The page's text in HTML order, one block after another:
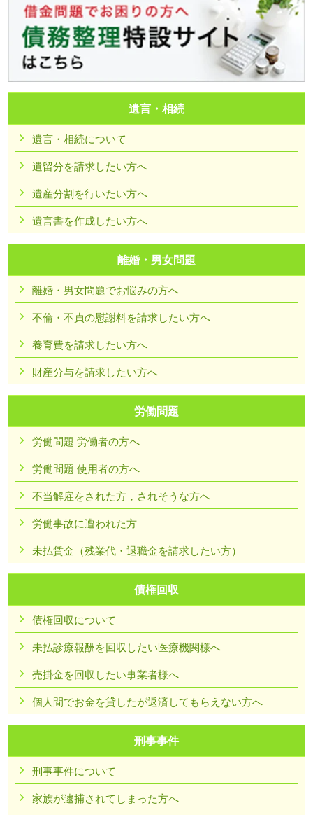
遺言・相続
遺言・相続について
遺留分を請求したい方へ
遺産分割を行いたい方へ
遺言書を作成したい方へ
離婚・男女問題
離婚・男女問題でお悩みの方へ
不倫・不貞の慰謝料を請求したい方へ
養育費を請求したい方へ
財産分与を請求したい方へ
労働問題
労働問題 労働者の方へ
労働問題 使用者の方へ
不当解雇をされた方，されそうな方へ
労働事故に遭われた方
未払賃金（残業代・退職金を請求したい方）
債権回収
債権回収について
未払診療報酬を回収したい医療機関様へ
売掛金を回収したい事業者様へ
個人間でお金を貸したが返済してもらえない方へ
刑事事件
刑事事件について
家族が逮捕されてしまった方へ